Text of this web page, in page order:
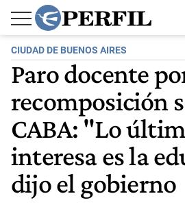
CIUDAD DE BUENOS AIRES
Paro docente
recomposición
CABA: "Lo
interesa es la
dijo el gobierno